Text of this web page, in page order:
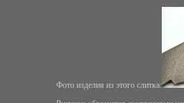
Фото изделия из этого слитка: